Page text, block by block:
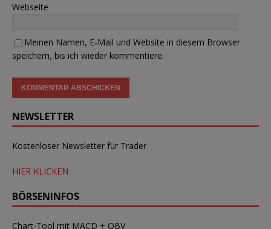
Webseite
Meinen Namen, E-Mail und Website in diesem Browser
speichern, bis ich wieder kommentiere.
NEWSLETTER
Kostenloser Newsletter für Trader
HIER KLICKEN
BÖRSENINFOS
Chart-Tool mit MACD + OBV